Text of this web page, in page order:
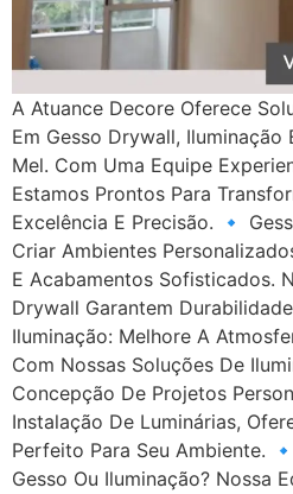
A Atuance Decore Oferece
Em Gesso Drywall, Iluminação
Mel. Com Uma Equipe
Estamos Prontos Para
Excelência E Precisão. 🔹
Criar Ambientes
E Acabamentos Sofisticados.
Drywall Garantem
Iluminação: Melhore A
Com Nossas Soluções De
Concepção De Projetos
Instalação De Luminárias,
Perfeito Para Seu Ambiente.
Gesso Ou Iluminação? Nossa